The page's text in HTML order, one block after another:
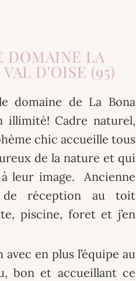
DOMAINE LA
D'OISE (95)
domaine de La Bona
illimité! Cadre naturel,
chic accueille tous
de la nature et qui
leur image. Ancienne
de réception au toit
piscine, foret et j’en
en plus l’équipe au
bon et accueillant ce